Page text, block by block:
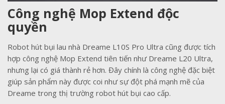
Công nghệ Mop Extend độc
quyền
Robot hút bụi lau nhà Dreame L10S Pro Ultra cũng được tích
hợp công nghệ Mop Extend tiên tiến như Dreame L20 Ultra,
nhưng lại có giá thành rẻ hơn. Đây chính là công nghệ đặc biệt
giúp sản phẩm này được coi như sự đột phá mạnh mẽ của
Dreame trong thị trường robot hút bụi cao cấp.